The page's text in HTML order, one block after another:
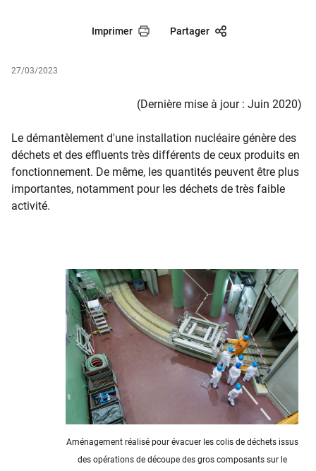
Imprimer Partager
27/03/2023
(Dernière mise à jour : Juin ​2020​)
​Le démantèlement d'une installation nucléaire génère des
déchets et des effluents très différents de ceux produits en
fonctionnement. De même, les quantités peuvent être plus
importantes, notamment pour les déchets de très faible
activité.
Aménagement réalisé pour évacuer les colis de déchets issus
des opérations de découpe des gros composants sur le